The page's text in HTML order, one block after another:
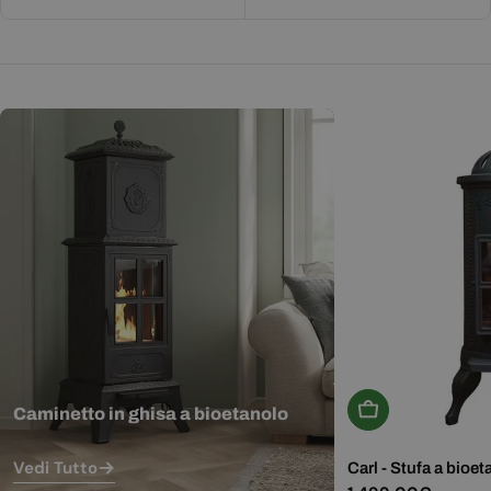
Caminetto in ghisa a bioetanolo
Vedi Tutto
Aggiungi Al
Carl - Stufa a